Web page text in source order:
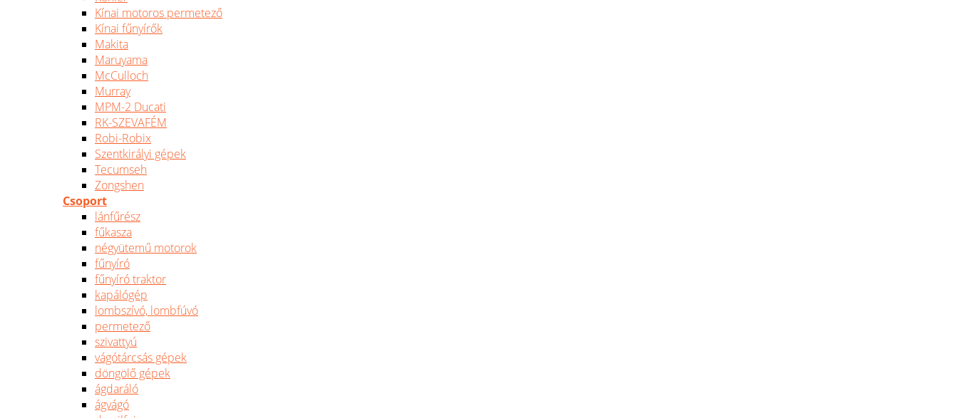
Kínai motoros permetező
Kínai fűnyírők
Makita
Maruyama
McCulloch
Murray
MPM-2 Ducati
RK-SZEVAFÉM
Robi-Robix
Szentkirályi gépek
Tecumseh
Zongshen
Csoport
lánfűrész
fűkasza
négyütemű motorok
fűnyíró
fűnyíró traktor
kapálógép
lombszívó, lombfúvó
permetező
szivattyú
vágótárcsás gépek
döngölő gépek
ágdaráló
ágvágó